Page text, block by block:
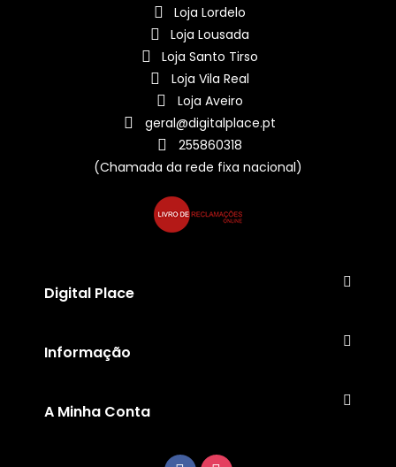
Loja Lordelo
Loja Lousada
Loja Santo Tirso
Loja Vila Real
Loja Aveiro
geral@digitalplace.pt
255860318
(Chamada da rede fixa nacional)
Digital Place
Informação
A Minha Conta